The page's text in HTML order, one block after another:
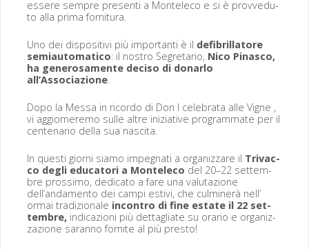
essere sem­pre pre­sen­ti a Mon­t­ele­co e si è provve­du­
to alla pri­ma fornitura.
Uno dei dis­pos­i­tivi più impor­tan­ti è il defib­ril­la­tore
semi­au­to­mati­co: il nos­tro Seg­re­tario, Nico Pinasco,
ha gen­erosa­mente deciso di donarlo
all’Associazione.
Dopo la Mes­sa in ricor­do di Don I cel­e­bra­ta alle Vigne ,
vi aggiorner­e­mo sulle altre inizia­tive pro­gram­mate per il
cen­te­nario del­la sua nascita.
In questi giorni siamo impeg­nati a orga­niz­zare il Trivac­
co degli edu­ca­tori a Mon­t­ele­co del 20–22 set­tem­
bre prossi­mo, ded­i­ca­to a fare una val­u­tazione
dell’andamento dei campi estivi, che cul­min­erà nell’
ormai tradizionale incon­tro di fine estate il 22 set­
tem­bre, indi­cazioni più det­tagli­ate su orario e orga­niz­
zazione saran­no for­nite al più presto!